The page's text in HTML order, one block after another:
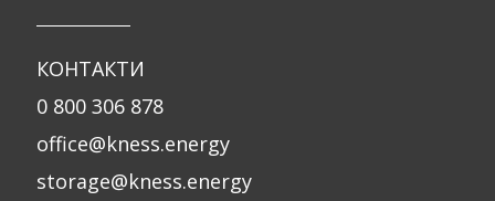
КОНТАКТИ
0 800 306 878
office@kness.energy
storage@kness.energy